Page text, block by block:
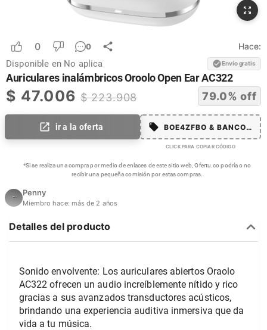
0 0 Hace:
Disponible en No aplica Envío gratis
Auriculares inalámbricos Oroolo Open Ear AC322
$ 47.006 $223.908 79.0% off
ir a la oferta BOE4ZFBO &
CLICK PARA COPIAR CÓDIGO
*Si se realiza una compra por medio de enlaces de este sitio web, Ofertu.co podría o no
recibir una pequeña comisión por estas compras.
Penny
Miembro hace: más de 2 años
Detalles del producto
Sonido envolvente: Los auriculares abiertos Oraolo
AC322 ofrecen un audio increíblemente nítido y rico
gracias a sus avanzados transductores acústicos,
brindando una experiencia auditiva inmersiva que da
vida a tu música.